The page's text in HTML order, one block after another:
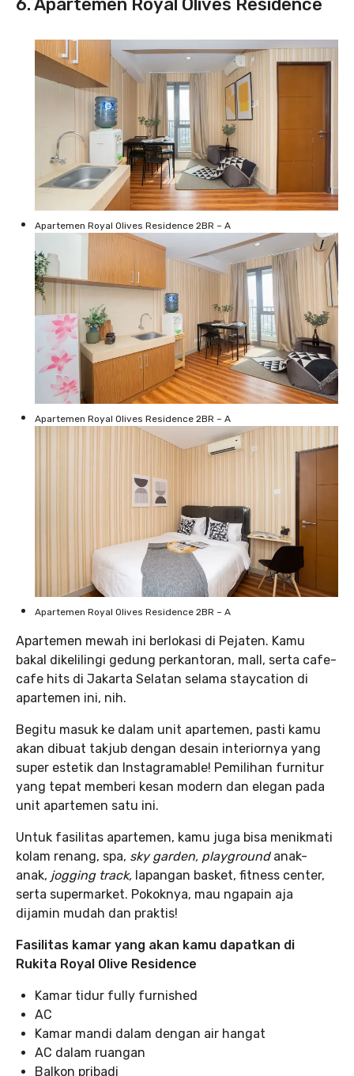
Apartemen Royal Olives Residence 2BR – A
Apartemen Royal Olives Residence 2BR – A
Apartemen Royal Olives Residence 2BR – A
Apartemen mewah ini berlokasi di Pejaten. Kamu
bakal dikelilingi gedung perkantoran, mall, serta cafe-
cafe hits di Jakarta Selatan selama staycation di
apartemen ini, nih.
Begitu masuk ke dalam unit apartemen, pasti kamu
akan dibuat takjub dengan desain interiornya yang
super estetik dan Instagramable! Pemilihan furnitur
yang tepat memberi kesan modern dan elegan pada
unit apartemen satu ini.
Untuk fasilitas apartemen, kamu juga bisa menikmati
kolam renang, spa, sky garden, playground anak-
anak, jogging track, lapangan basket, fitness center,
serta supermarket. Pokoknya, mau ngapain aja
dijamin mudah dan praktis!
Fasilitas kamar yang akan kamu dapatkan di
Rukita Royal Olive Residence
Kamar tidur fully furnished
AC
Kamar mandi dalam dengan air hangat
AC dalam ruangan
Balkon pribadi